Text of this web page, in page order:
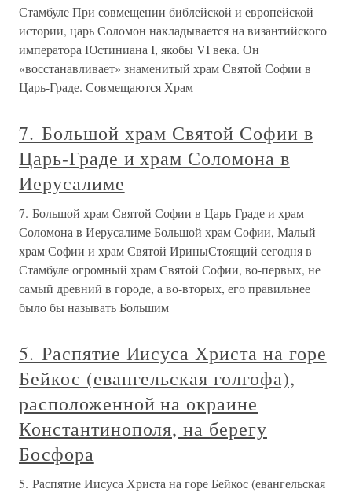
Стамбуле При совмещении библейской и европейской
истории, царь Соломон накладывается на византийского
императора Юстиниана I, якобы VI века. Он
«восстанавливает» знаменитый храм Святой Софии в
Царь-Граде. Совмещаются Храм
7. Большой храм Святой Софии в
Царь-Граде и храм Соломона в
Иерусалиме
7. Большой храм Святой Софии в Царь-Граде и храм
Соломона в Иерусалиме Большой храм Софии, Малый
храм Софии и храм Святой ИриныСтоящий сегодня в
Стамбуле огромный храм Святой Софии, во-первых, не
самый древний в городе, а во-вторых, его правильнее
было бы называть Большим
5. Распятие Иисуса Христа на горе
Бейкос (евангельская голгофа),
расположенной на окраине
Константинополя, на берегу
Босфора
5. Распятие Иисуса Христа на горе Бейкос (евангельская